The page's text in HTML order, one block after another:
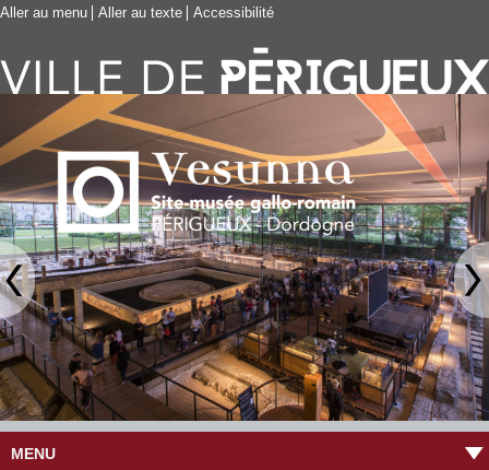
Aller au menu Aller au texte Accessibilité
MENU